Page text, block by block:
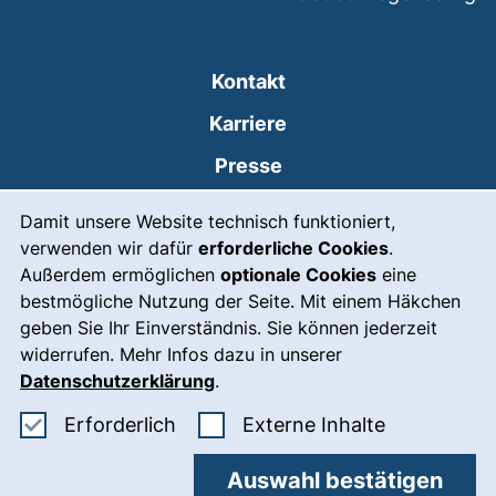
Damit unsere Website technisch funktioniert,
verwenden wir dafür erforderliche Cookies.
Außerdem ermöglichen optionale Cookies eine
bestmögliche Nutzung der Seite. Mit einem Häkchen
geben Sie Ihr Einverständnis. Sie können jederzeit
widerrufen. Mehr Infos dazu in unserer
Datenschutzerklärung.
Erforderlich Erforderliche Cookies akzeptieren
Externe Inhalte: Externe
Auswahl bestätigen
Kontakt
Karriere
Presse
Leichte Sprache
Gebärdensprache
Notfall(externer Link, öffnet
Impressum
Barrierefreiheit
Datenschutz